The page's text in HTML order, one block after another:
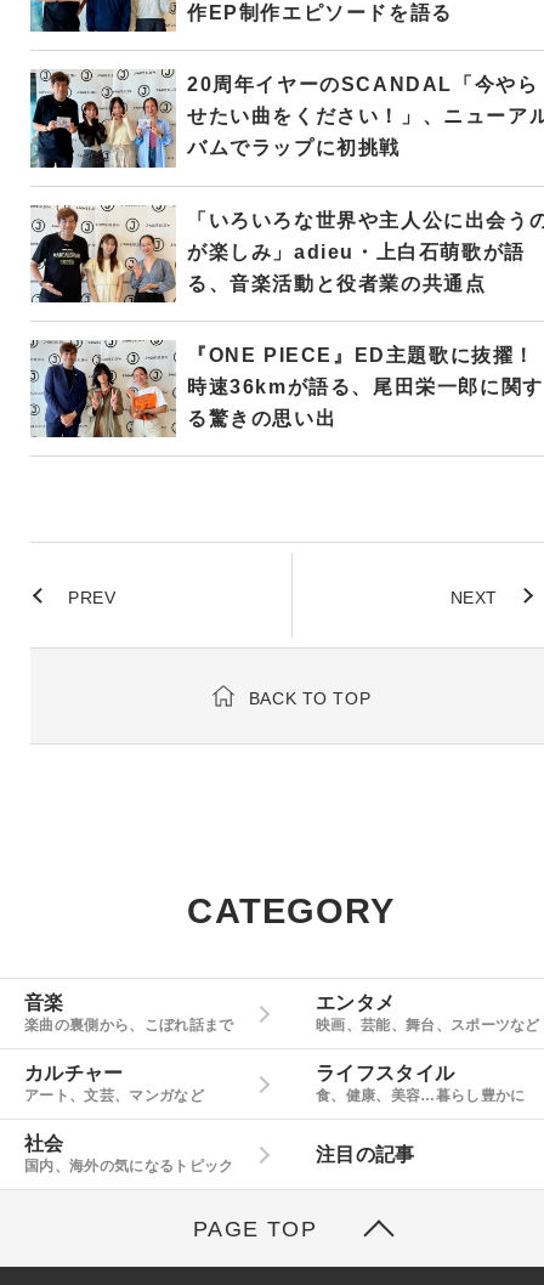
作EP制作エピソードを語る
20周年イヤーのSCANDAL「今やら
せたい曲をください！」、ニューア
バムでラップに初挑戦
「いろいろな世界や主人公に出会う
が楽しみ」adieu・上白石萌歌が語
る、音楽活動と役者業の共通点
『ONE PIECE』ED主題歌に抜擢！
時速36kmが語る、尾田栄一郎に関す
る驚きの思い出
PREV NEXT
BACK TO TOP
CATEGORY
音楽
楽曲の裏側から、こぼれ話まで
エンタメ
映画、芸能、舞台、スポーツなど
カルチャー
アート、文芸、マンガなど
ライフスタイル
食、健康、美容…暮らし豊かに
社会
国内、海外の気になるトピック
注目の記事
PAGE TOP